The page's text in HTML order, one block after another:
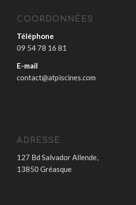
COORDONNÉES
Téléphone
09 54 78 16 81
E-mail
contact@atpiscines.com
ADRESSE
127 Bd Salvador Allende,
13850 Gréasque